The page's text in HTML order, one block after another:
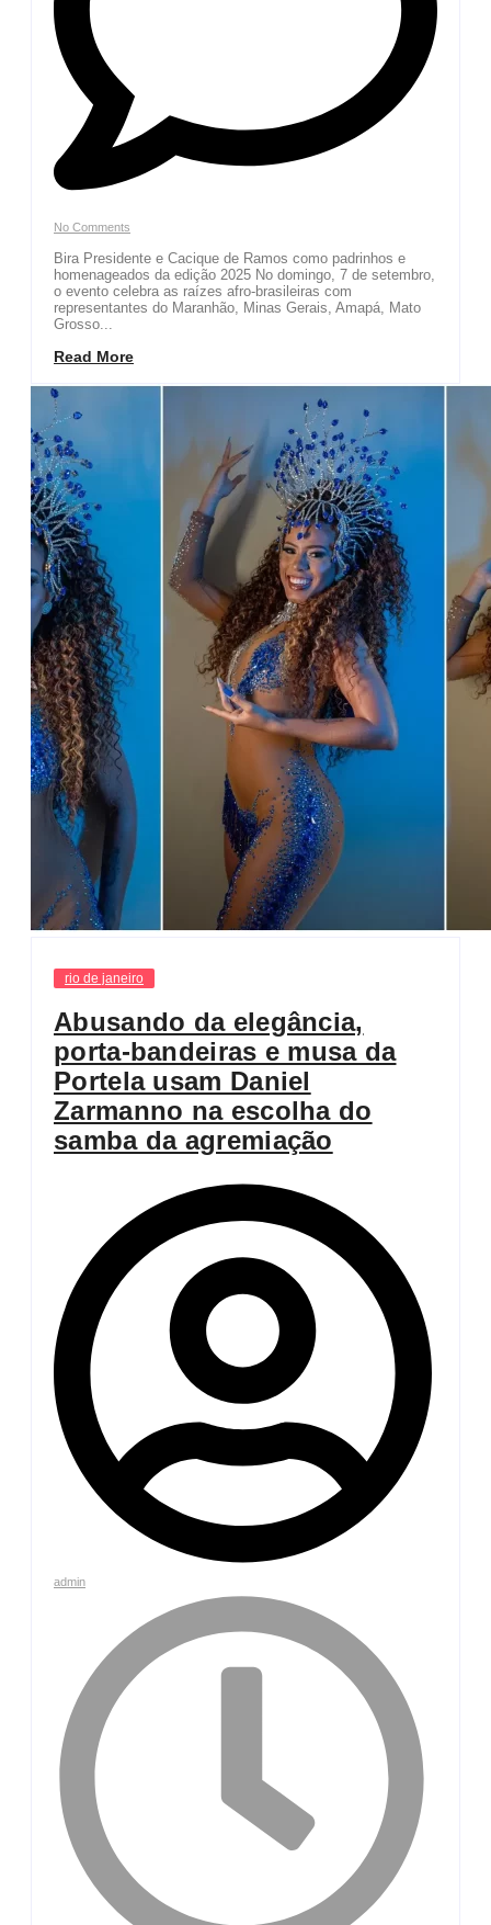
No Comments
Bira Presidente e Cacique de Ramos como padrinhos e
homenageados da edição 2025 No domingo, 7 de setembro,
o evento celebra as raízes afro-brasileiras com
representantes do Maranhão, Minas Gerais, Amapá, Mato
Grosso...
Read More
rio de janeiro
Abusando da elegância,
porta-bandeiras e musa da
Portela usam Daniel
Zarmanno na escolha do
samba da agremiação
admin